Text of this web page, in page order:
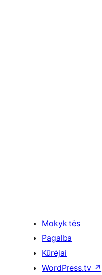
Mokykitės
Pagalba
Kūrėjai
WordPress.tv ↗